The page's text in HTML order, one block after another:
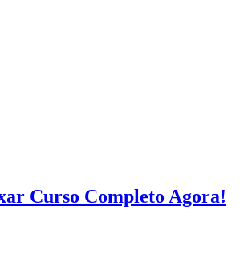
Curso Completo Agora!